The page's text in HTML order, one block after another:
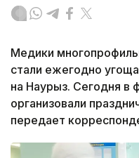
Медики
стали ежегодно
на Наурыз. Сегодня в
организовали
передает